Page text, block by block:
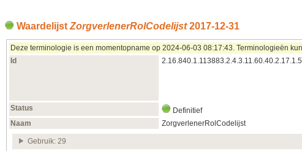
Waardelijst ZorgverlenerRolCodelijst2017‑12‑31
Deze terminologie is een momentopname op 2024‑06‑03 08:17:43. Terminologieën
Id
2.16.840.1.113883.2.4.3.11.60.40.2.17.1.5
Status Definitief
Naam
ZorgverlenerRolCodelijst
Gebruik: 29